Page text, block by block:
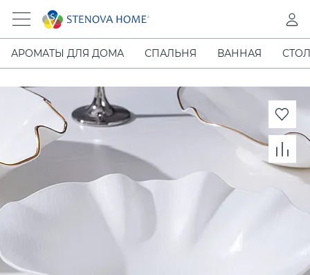
АРОМАТЫ ДЛЯ ДОМА СПАЛЬНЯ ВАННАЯ